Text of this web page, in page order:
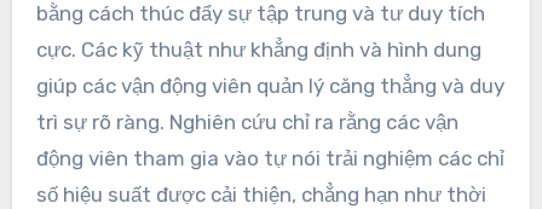
bằng cách thúc đẩy sự tập trung và tư duy tích
cực. Các kỹ thuật như khẳng định và hình dung
giúp các vận động viên quản lý căng thẳng và duy
trì sự rõ ràng. Nghiên cứu chỉ ra rằng các vận
động viên tham gia vào tự nói trải nghiệm các chỉ
số hiệu suất được cải thiện, chẳng hạn như thời